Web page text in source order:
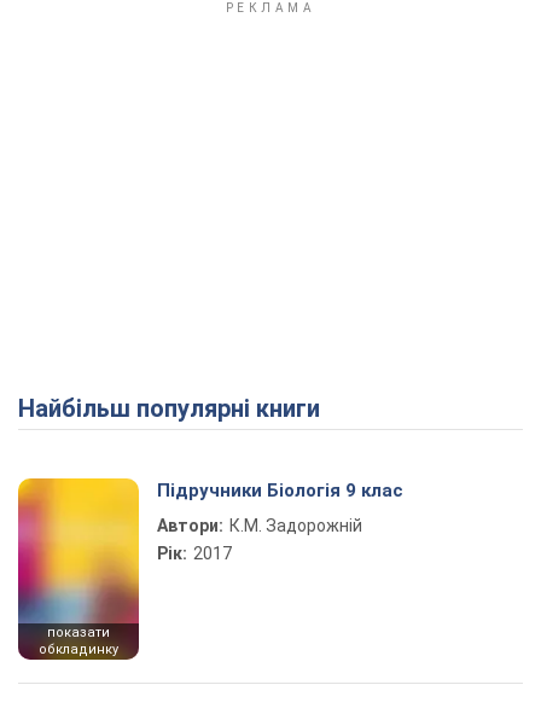
Найбільш популярні книги
показати
обкладинку
Підручники Біологія 9 клас
Автори: К.М. Задорожній
Рік: 2017